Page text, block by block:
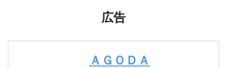
広告
ＡＧＯＤＡ